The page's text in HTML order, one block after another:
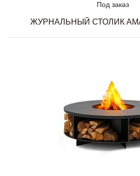
Под заказ
ЖУРНАЛЬНЫЙ СТОЛИК